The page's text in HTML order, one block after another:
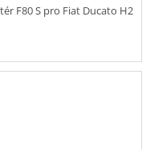
F80 S pro Fiat Ducato H2